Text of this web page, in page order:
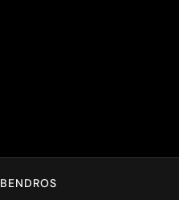
BENDROS